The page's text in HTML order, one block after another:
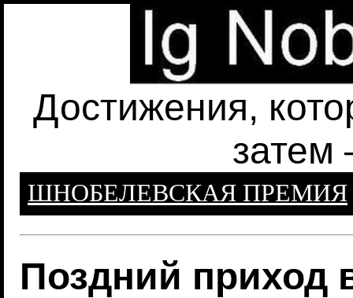
Достижения,
затем
ШНОБЕЛЕВСКАЯ ПРЕМИЯ
Поздний приход